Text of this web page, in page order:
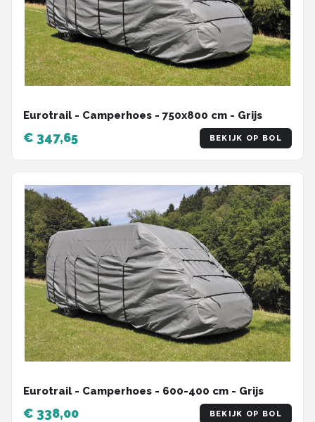
Eurotrail - Camperhoes - 750x800 cm - Grijs
€ 347,65 BEKIJK OP BOL
Eurotrail - Camperhoes - 600-400 cm - Grijs
€ 338,00 BEKIJK OP BOL